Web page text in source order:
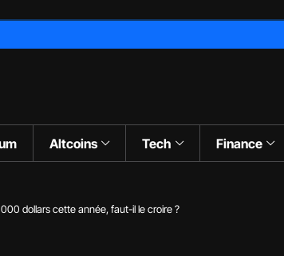
Altcoins Tech Finance
dollars cette année, faut-il le croire ?